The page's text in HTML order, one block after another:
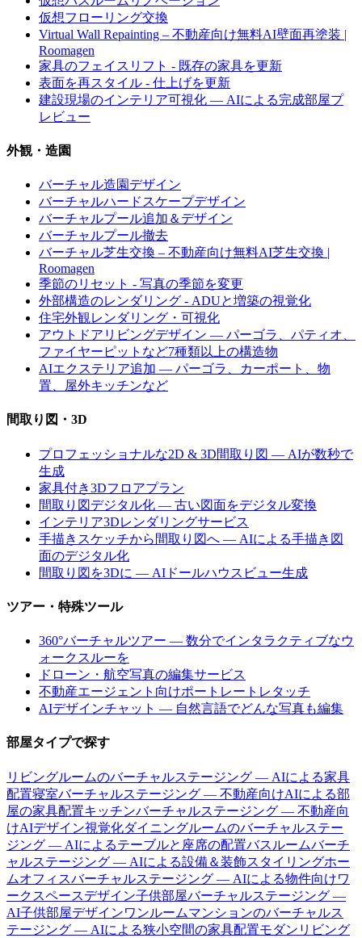
仮想フローリング交換
Virtual Wall Repainting – 不動産向け無料AI壁面再塗装 |
Roomagen
家具のフェイスリフト - 既存の家具を更新
表面を再スタイル - 仕上げを更新
建設現場のインテリア可視化 — AIによる完成部屋プ
レビュー
外観・造園
バーチャル造園デザイン
バーチャルハードスケープデザイン
バーチャルプール追加＆デザイン
バーチャルプール撤去
バーチャル芝生交換 – 不動産向け無料AI芝生交換 |
Roomagen
季節のリセット - 写真の季節を変更
外部構造のレンダリング - ADUと増築の視覚化
住宅外観レンダリング・可視化
アウトドアリビングデザイン — パーゴラ、パティオ、
ファイヤーピットなど7種類以上の構造物
AIエクステリア追加 — パーゴラ、カーポート、物
置、屋外キッチンなど
間取り図・3D
プロフェッショナルな2D & 3D間取り図 — AIが数秒で
生成
家具付き3Dフロアプラン
間取り図デジタル化 — 古い図面をデジタル変換
インテリア3Dレンダリングサービス
手描きスケッチから間取り図へ — AIによる手描き図
面のデジタル化
間取り図を3Dに — AIドールハウスビュー生成
ツアー・特殊ツール
360°バーチャルツアー — 数分でインタラクティブなウ
ォークスルーを
ドローン・航空写真の編集サービス
不動産エージェント向けポートレートレタッチ
AIデザインチャット — 自然言語でどんな写真も編集
部屋タイプで探す
リビングルームのバーチャルステージング — AIによる家具
配置寝室バーチャルステージング — 不動産向けAIによる部
屋の家具配置キッチンバーチャルステージング — 不動産向
けAIデザイン視覚化ダイニングルームのバーチャルステー
ジング — AIによるテーブルと座席の配置バスルームバーチ
ャルステージング — AIによる設備＆装飾スタイリングホー
ムオフィスバーチャルステージング — AIによる物件向けワ
ークスペースデザイン子供部屋バーチャルステージング —
AI子供部屋デザインワンルームマンションのバーチャルス
テージング — AIによる狭小空間の家具配置モダンリビング